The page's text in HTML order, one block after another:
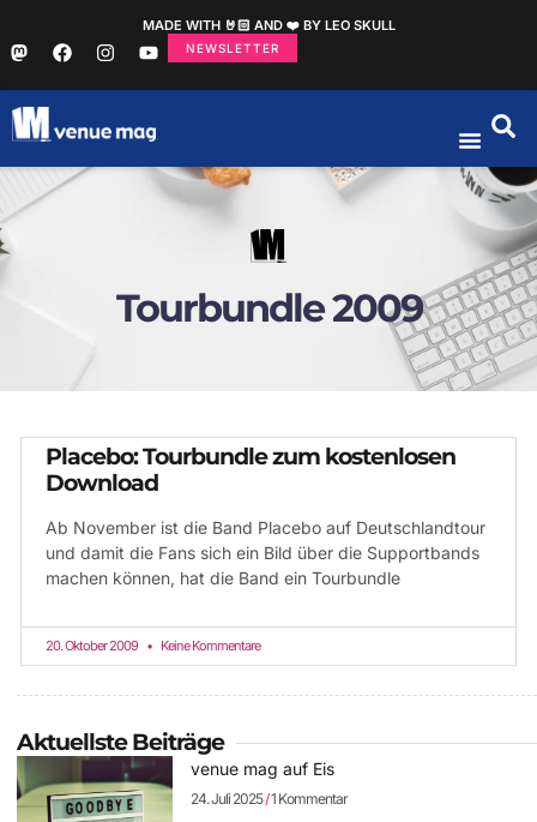
MADE WITH 🤘🏻 AND ❤️ BY LEO SKULL
NEWSLETTER
Tourbundle 2009
Placebo: Tourbundle zum kostenlosen
Download
Ab November ist die Band Placebo auf Deutschlandtour
und damit die Fans sich ein Bild über die Supportbands
machen können, hat die Band ein Tourbundle
20. Oktober 2009 Keine Kommentare
Aktuellste Beiträge
venue mag auf Eis
24. Juli 2025 1 Kommentar